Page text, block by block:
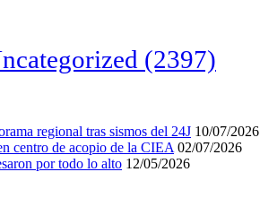
(2397)
regional tras sismos del 24J 10/07/2026
centro de acopio de la CIEA 02/07/2026
por todo lo alto 12/05/2026